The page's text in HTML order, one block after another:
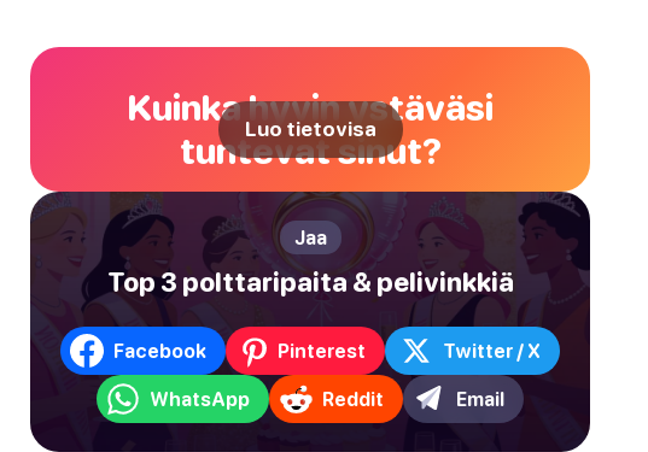
Kuinka hyvin ystäväsi
tuntevat sinut?
Luo tietovisa
Jaa
Top 3 polttaripaita & pelivinkkiä
Facebook Pinterest Twitter / X
WhatsApp Reddit Email